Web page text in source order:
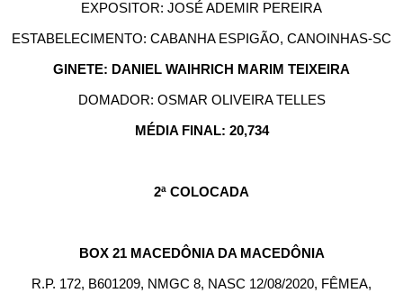
EXPOSITOR: JOSÉ ADEMIR PEREIRA
ESTABELECIMENTO: CABANHA ESPIGÃO, CANOINHAS-SC
GINETE: DANIEL WAIHRICH MARIM TEIXEIRA
DOMADOR: OSMAR OLIVEIRA TELLES
MÉDIA FINAL: 20,734
2ª COLOCADA
BOX 21 MACEDÔNIA DA MACEDÔNIA
R.P. 172, B601209, NMGC 8, NASC 12/08/2020, FÊMEA,